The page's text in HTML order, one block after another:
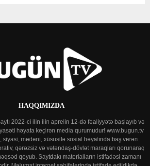
HAQQIMIZDA
2022-ci ilin ilin aprelin 12-də fəaliyyətə başlayıb və
həyata keçirən media qurumudur! www.bugun.tv
siyasi, mədəni, xüsusilə sosial həyatında baş verən
qərəzsiz və vətəndaş-dövlət maraqları qorunaraq
qoyub. Saytdakı materialların istifadəsi zamanı